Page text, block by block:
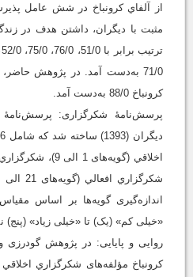
از آلفاي كرونباخ در شش عامل
مثبت با ديگران، داشتن هدف در
71/0 به‌دست آمد. در پژوهش
کرونباخ 88/0 به‌دست آمد.
پرسش‌نامۀ شکرگزاری:
اندازه‌گیری گویه‌ها بر اساس
«خیلی کم» (یک) تا «خیلی زیاد»